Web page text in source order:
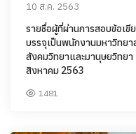
10 ส.ค. 2563
รายชื่อผู้ที่ผ่านการสอบข้อเ
บรรจุเป็นพนักงานมหาวิทย
สังคมวิทยาและมานุษยวิทย
สิงหาคม 2563
1481